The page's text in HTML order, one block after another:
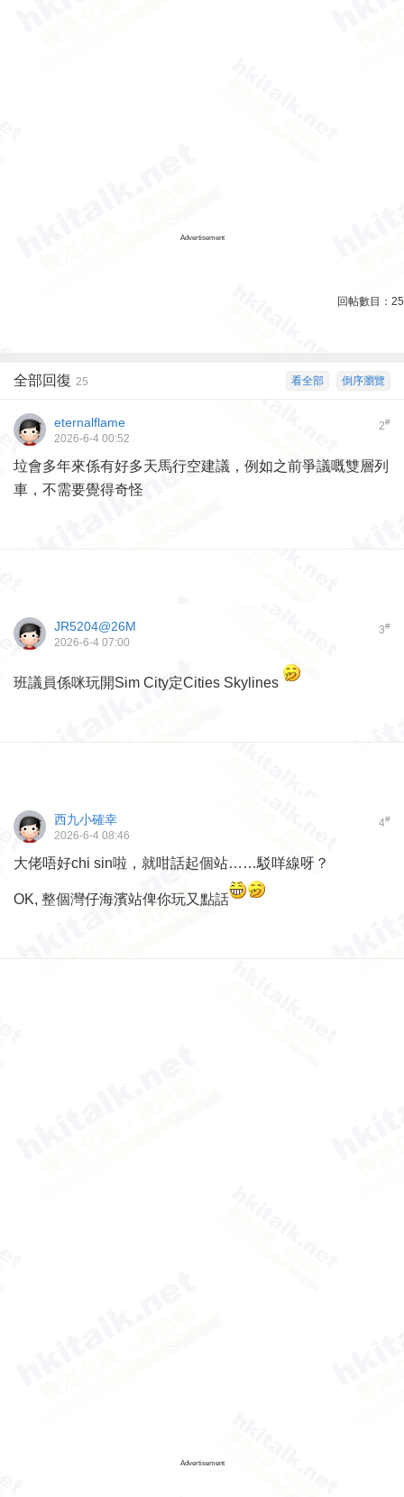
Advertisement
回帖數目： 25
倒序瀏覽
看全部
全部回復 25
2#
eternalflame
2026-6-4 00:52
垃會多年來係有好多天馬行空建議，例如之前爭議嘅雙層列
車，不需要覺得奇怪
3#
JR5204@26M
2026-6-4 07:00
班議員係咪玩開Sim City定Cities Skylines
4#
西九小確幸
2026-6-4 08:46
大佬唔好chi sin啦，就咁話起個站……駁咩線呀？
OK, 整個灣仔海濱站俾你玩又點話
Advertisement